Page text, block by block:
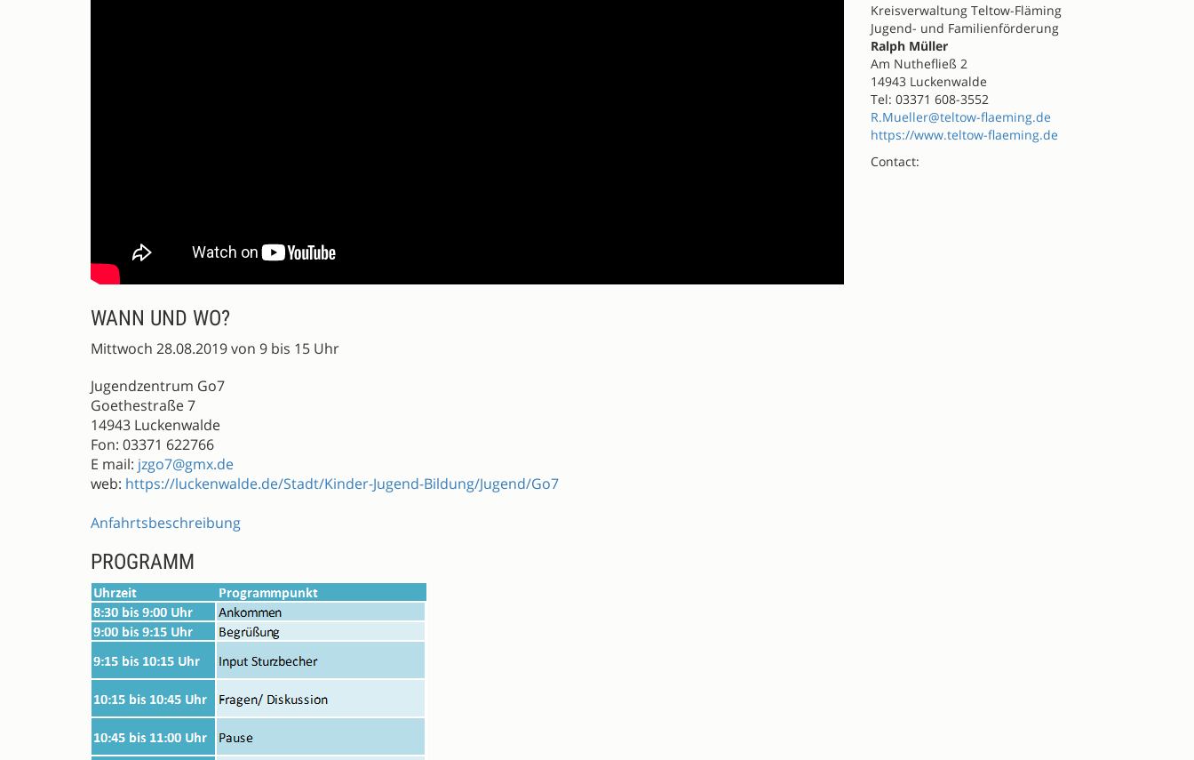
WANN UND WO?
Mittwoch 28.08.2019 von 9 bis 15 Uhr
Jugendzentrum Go7
Goethestraße 7
14943 Luckenwalde
Fon: 03371 622766
E mail: jzgo7@gmx.de
web: https://luckenwalde.de/Stadt/Kinder-Jugend-Bildung/Jugend/Go7
Anfahrtsbeschreibung
PROGRAMM
Kreisverwaltung Teltow-Fläming
Jugend- und Familienförderung
Ralph Müller
Am Nuthefließ 2
14943 Luckenwalde
Tel: 03371 608-3552
R.Mueller@teltow-flaeming.de
https://www.teltow-flaeming.de
Contact: